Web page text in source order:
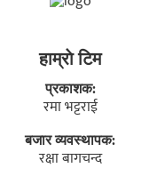
हाम्राे टिम
प्रकाशक:
रमा भट्टराई
बजार व्यवस्थापक:
रक्षा बागचन्द